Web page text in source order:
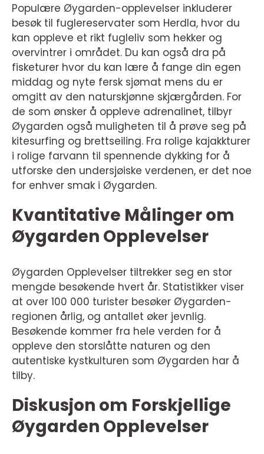
Populære Øygarden-opplevelser inkluderer
besøk til fuglereservater som Herdla, hvor du
kan oppleve et rikt fugleliv som hekker og
overvintrer i området. Du kan også dra på
fisketurer hvor du kan lære å fange din egen
middag og nyte fersk sjømat mens du er
omgitt av den naturskjønne skjærgården. For
de som ønsker å oppleve adrenalinet, tilbyr
Øygarden også muligheten til å prøve seg på
kitesurfing og brettseiling. Fra rolige kajakkturer
i rolige farvann til spennende dykking for å
utforske den undersjøiske verdenen, er det noe
for enhver smak i Øygarden.
Kvantitative Målinger om
Øygarden Opplevelser
Øygarden Opplevelser tiltrekker seg en stor
mengde besøkende hvert år. Statistikker viser
at over 100 000 turister besøker Øygarden-
regionen årlig, og antallet øker jevnlig.
Besøkende kommer fra hele verden for å
oppleve den storslåtte naturen og den
autentiske kystkulturen som Øygarden har å
tilby.
Diskusjon om Forskjellige
Øygarden Opplevelser